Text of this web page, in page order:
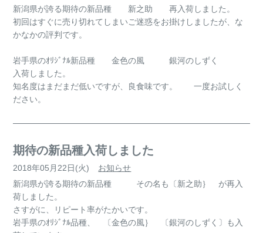
新潟県が誇る期待の新品種 新之助 再入荷しました。
初回はすぐに売り切れてしまいご迷惑をお掛けしましたが、な
かなかの評判です。
岩手県のｵﾘｼﾞﾅﾙ新品種 金色の風 銀河のしずく
入荷しました。
知名度はまだまだ低いですが、良食味です。 一度お試しく
ださい。
期待の新品種入荷しました
2018年05月22日(火)
お知らせ
新潟県が誇る期待の新品種 その名も〔新之助｝ が再入
荷しました。
さすがに、リピート率がたかいです。
岩手県のｵﾘｼﾞﾅﾙ品種、 〔金色の風｝ 〔銀河のしずく〕も入